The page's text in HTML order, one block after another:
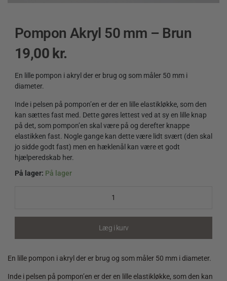
Pompon Akryl 50 mm – Brun
19,00 kr.
En lille pompon i akryl der er brug og som måler 50 mm i
diameter.
Inde i pelsen på pompon’en er der en lille elastikløkke, som den
kan sættes fast med. Dette gøres lettest ved at sy en lille knap
på det, som pompon’en skal være på og derefter knappe
elastikken fast. Nogle gange kan dette være lidt svært (den skal
jo sidde godt fast) men en hæklenål kan være et godt
hjælperedskab her.
På lager: På lager
Pompon
Læg i kurv
En lille pompon i akryl der er brug og som måler 50 mm i diameter.
Inde i pelsen på pompon’en er der en lille elastikløkke, som den kan